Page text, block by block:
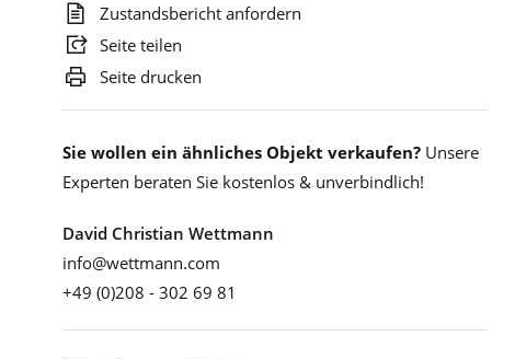
Zustandsbericht anfordern
Seite teilen
Seite drucken
Sie wollen ein ähnliches Objekt verkaufen?Unsere
Experten beraten Sie kostenlos & unverbindlich!
David Christian Wettmann
info@wettmann.com
+49 (0)208 - 302 69 81